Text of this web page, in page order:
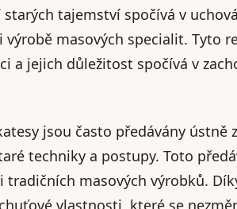
tajemství spočívá v
masových specialit. Tyto
a jejich důležitost spočívá v
jsou často předávány ústně
techniky a postupy. Toto
masových výrobků.
vlastnosti, které se